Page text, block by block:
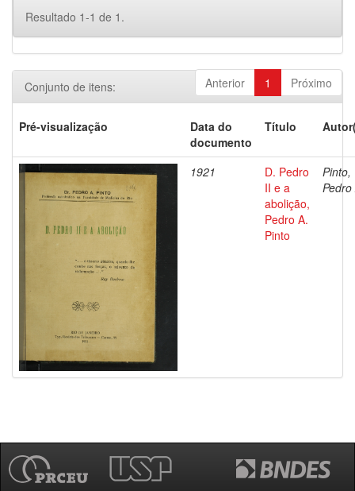
Resultado 1-1 de 1.
Anterior 1 Próximo
Conjunto de itens:
Pré-visualização
Data do
documento
Título
1921
D. Pedro
II e a
abolição,
Pedro A.
Pinto
Pinto,
Pedro